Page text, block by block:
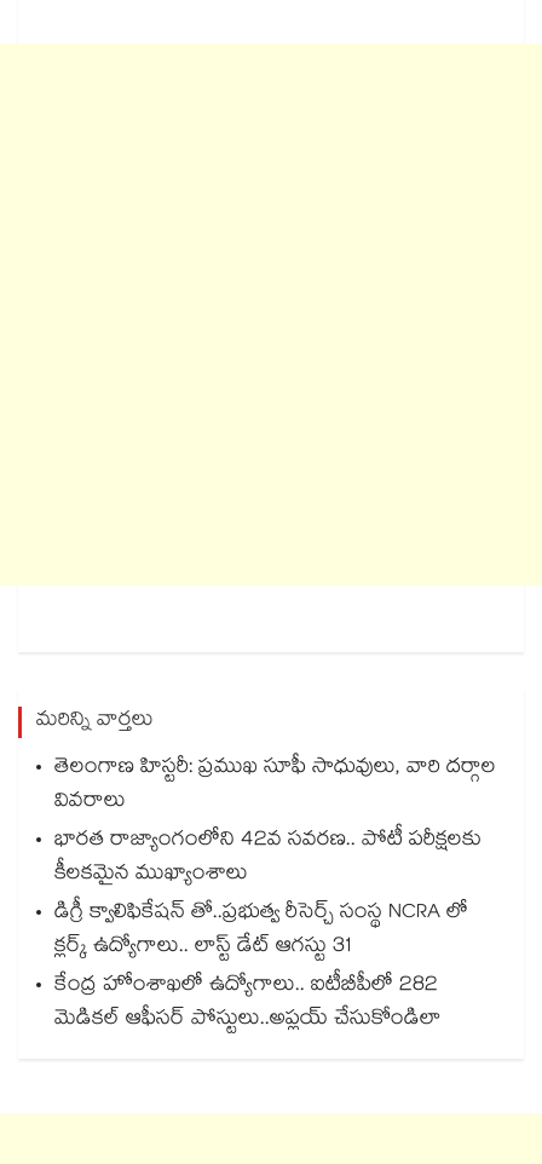
మరిన్ని వార్తలు
తెలంగాణ హిస్టరీ: ప్రముఖ సూఫీ సాధువులు, వారి దర్గాల
వివరాలు
భారత రాజ్యాంగంలోని 42వ సవరణ.. పోటీ పరీక్షలకు
కీలకమైన ముఖ్యాంశాలు
డిగ్రీ క్వాలిఫికేషన్ తో..ప్రభుత్వ రీసెర్చ్ సంస్థ NCRA లో
క్లర్క్ ఉద్యోగాలు.. లాస్ట్ డేట్ ఆగస్టు 31
కేంద్ర హోంశాఖలో ఉద్యోగాలు.. ఐటీబీపీలో 282
మెడికల్ ఆఫీసర్ పోస్టులు..అప్లయ్ చేసుకోండిలా